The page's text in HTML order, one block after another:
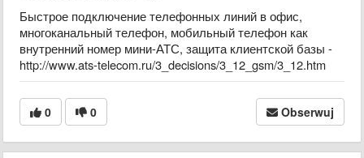
Быстрое подключение телефонных линий в офис,
многоканальный телефон, мобильный телефон как
внутренний номер мини-АТС, защита клиентской базы -
http://www.ats-telecom.ru/3_decisions/3_12_gsm/3_12.htm
0 0 Obserwuj